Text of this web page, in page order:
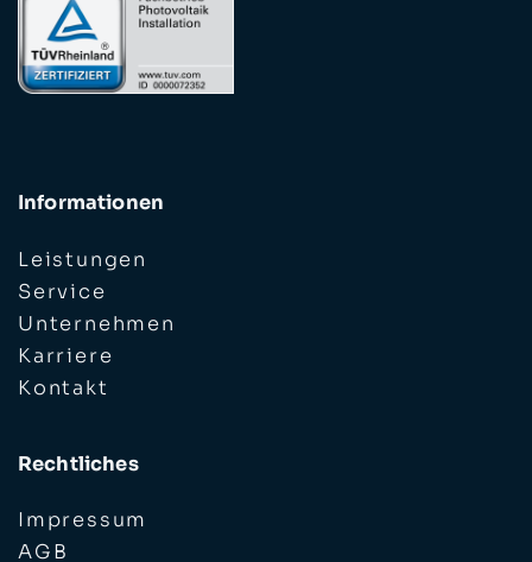
Informationen
Leistungen
Service
Unternehmen
Karriere
Kontakt
Rechtliches
Impressum
AGB